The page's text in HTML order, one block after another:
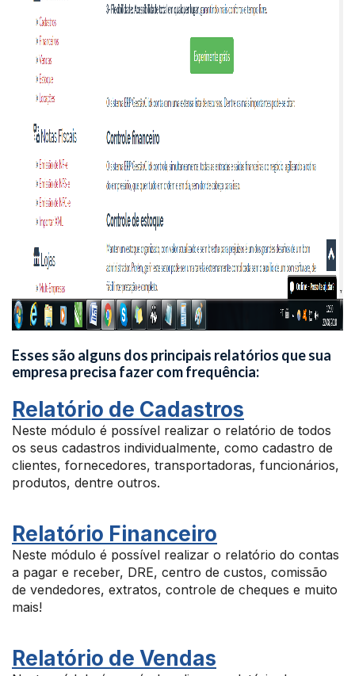
Esses são alguns dos principais relatórios que sua
empresa precisa fazer com frequência:
Relatório de Cadastros
Neste módulo é possível realizar o relatório de todos
os seus cadastros individualmente, como cadastro de
clientes, fornecedores, transportadoras, funcionários,
produtos, dentre outros.
Relatório Financeiro
Neste módulo é possível realizar o relatório do contas
a pagar e receber, DRE, centro de custos, comissão
de vendedores, extratos, controle de cheques e muito
mais!
Relatório de Vendas